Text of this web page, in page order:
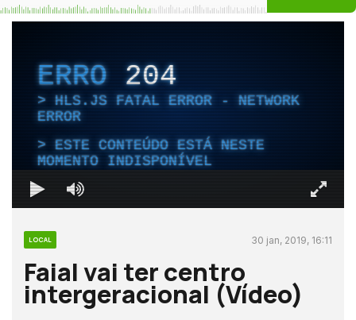
ERRO204
HLS.JS FATAL ERROR - NETWORK
ERROR
ESTE CONTEÚDO ESTÁ NESTE
MOMENTO INDISPONÍVEL
LOCAL 30 jan, 2019, 16:11
Faial vai ter centro
intergeracional (Vídeo)